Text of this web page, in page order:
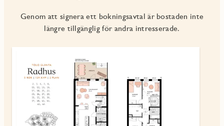
Genom att signera ett bokningsavtal är bostaden inte
längre tillgänglig för andra intresserade.